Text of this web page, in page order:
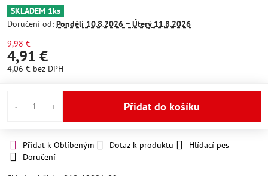
SKLADEM 1ks
Doručení od: Pondělí 10.8.2026 − Úterý11.8.2026
9,98 €
4,91 €
4,06 € bez DPH
Přidat do košíku
Přidat k Oblíbeným Dotaz k produktu
Hlídací pes
Doručení